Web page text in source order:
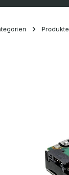
Produkte